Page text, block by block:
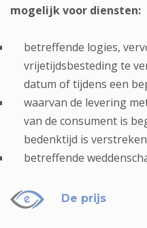
mogelijk voor diensten:
betreffende logies,
vrijetijdsbesteding te
datum of tijdens een
waarvan de levering
van de consument is
bedenktijd is
betreffende
De prijs